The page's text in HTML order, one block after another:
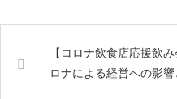
【コロナ飲食店応援飲
ロナによる経営への影